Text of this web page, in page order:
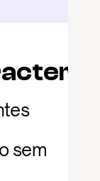
sem